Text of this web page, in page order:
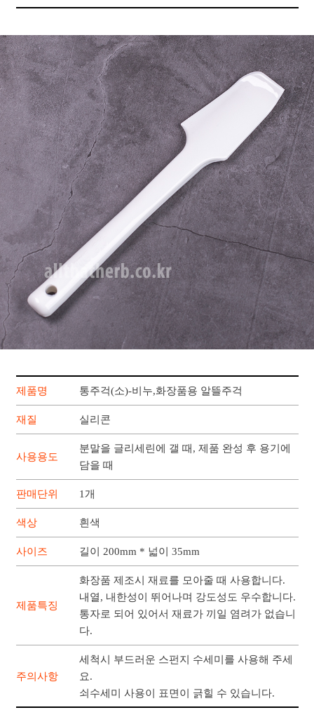
제품명 통주걱(소)-비누,화장품용 알뜰주걱
재질 실리콘
사용용도
분말을 글리세린에 갤 때, 제품 완성 후 용기에
담을 때
판매단위 1개
색상 흰색
사이즈 길이 200mm * 넓이 35mm
제품특징
화장품 제조시 재료를 모아줄 때 사용합니다.
내열, 내한성이 뛰어나며 강도성도 우수합니다.
통자로 되어 있어서 재료가 끼일 염려가 없습니
다.
주의사항
세척시 부드러운 스펀지 수세미를 사용해 주세
요.
쇠수세미 사용이 표면이 긁힐 수 있습니다.